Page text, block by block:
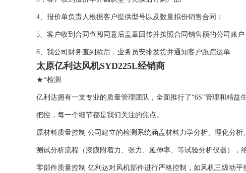
4、报价单负责人根据客户提供型号以及数量拟份销售合同：
5、客户收到合同查阅同意后盖章回传并按照合同销售额的公司账户
6、我公司财务查到款后，业务员安排发货并通知客户跟踪运单
太原亿利达风机SYD225L经销商
★*检测
亿利达拥有一支专业的质量管理团队，全面推行了“6S"管理和精
把控，每一个细节都是我们关注的焦点。
原材料质量控制 公司建立的检测系统涵盖材料力学分析、理化分
测试分析流程（漆膜附着力、张力、延伸率、等试验分析仪器），
零部件质量控制 亿利达对风机部件进行严格控制，如风机三级动